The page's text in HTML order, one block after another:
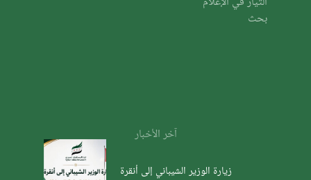
بحث
آخر الأخبار
زيارة الوزير الشيباني إلى أنقرة